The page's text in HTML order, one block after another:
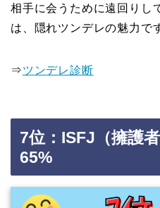
相手に会うために遠回りし
は、隠れツンデレの魅力で
⇒ツンデレ診断
7位：ISFJ（擁護
65%